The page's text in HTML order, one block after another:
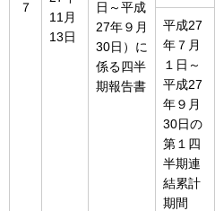
７
11月
13日
日～平成
27年９月
30日）に
係る四半
期報告書
平成27
年７月
１日～
平成27
年９月
30日の
第１四
半期連
結累計
期間